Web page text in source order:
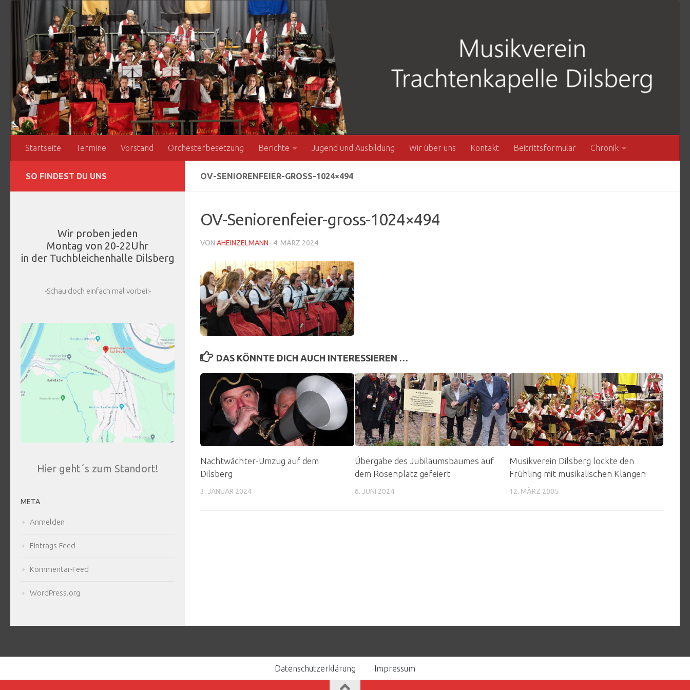
Zum Inhalt springen
Startseite Termine Vorstand Orchesterbesetzung Berichte Jugend und Ausbildung Wir über uns Kontakt Beitrittsformular Chronik
OV-SENIORENFEIER-GROSS-1024×494
OV-Seniorenfeier-gross-1024×494
VON AHEINZELMANN · 4. MÄRZ 2024
DAS KÖNNTE DICH AUCH INTERESSIEREN …
Nachtwächter-Umzug auf dem
Dilsberg
3. JANUAR 2024
Übergabe des Jubiläumsbaumes auf
dem Rosenplatz gefeiert
6. JUNI 2024
Musikverein Dilsberg lockte den
Frühling mit musikalischen Klängen
12. MÄRZ 2005
SO FINDEST DU UNS
Wir proben jeden
Montag von 20-22Uhr
in der Tuchbleichenhalle Dilsberg
-Schau doch einfach mal vorbei!-
Hier geht´s zum Standort!
META
Anmelden
Eintrags-Feed
Kommentar-Feed
WordPress.org
Datenschutzerklärung Impressum